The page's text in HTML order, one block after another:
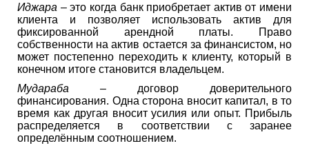
Иджара – это когда банк приобретает актив от имени
клиента и позволяет использовать актив для
фиксированной арендной платы. Право
собственности на актив остается за финансистом, но
может постепенно переходить к клиенту, который в
конечном итоге становится владельцем.
Мудараба – договор доверительного
финансирования. Одна сторона вносит капитал, в то
время как другая вносит усилия или опыт. Прибыль
распределяется в соответствии с заранее
определённым соотношением.